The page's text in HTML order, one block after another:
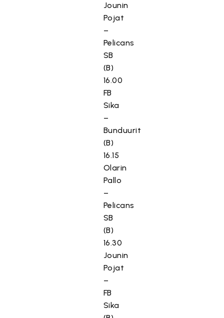
Jounin
Pojat
–
Pelicans
SB
(B)
16.00
FB
Sika
–
Bunduurit
(B)
16.15
Olarin
Pallo
–
Pelicans
SB
(B)
16.30
Jounin
Pojat
–
FB
Sika